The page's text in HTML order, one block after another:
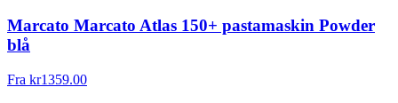
Marcato Marcato Atlas 150+ pastamaskin Powder
blå
Fra kr1359.00